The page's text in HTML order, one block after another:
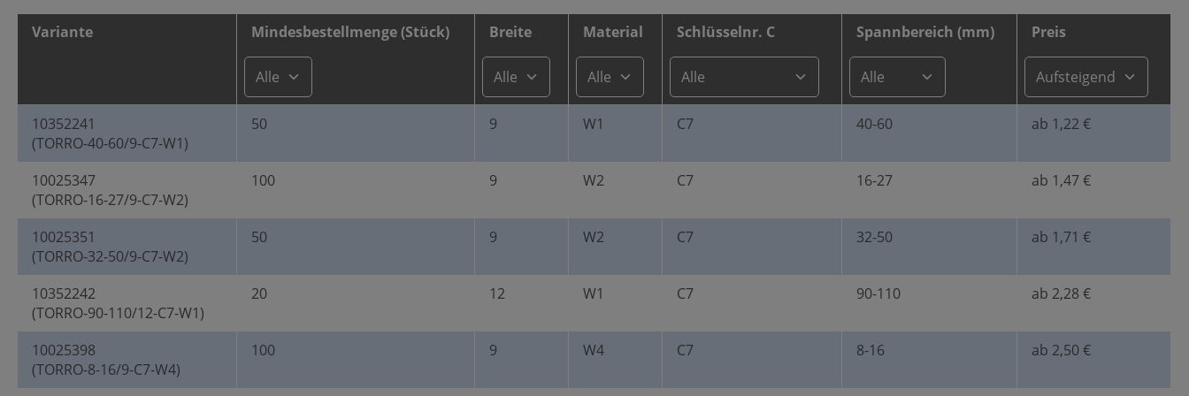
Variante Mindesbestellmenge (Stück) Breite Material Schlüsselnr. C Spannbereich (mm) Preis
10352241
(TORRO-40-60/9-C7-W1)
50 9 W1 C7 40-60 ab 1,22 €
10025347
(TORRO-16-27/9-C7-W2)
100 9 W2 C7 16-27 ab 1,47 €
10025351
(TORRO-32-50/9-C7-W2)
50 9 W2 C7 32-50 ab 1,71 €
10352242
(TORRO-90-110/12-C7-W1)
20 12 W1 C7 90-110 ab 2,28 €
10025398
(TORRO-8-16/9-C7-W4)
100 9 W4 C7 8-16 ab 2,50 €